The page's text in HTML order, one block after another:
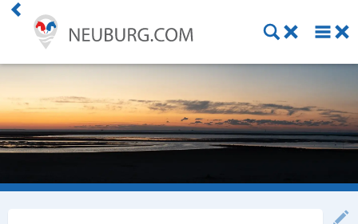
Handwerk
Gastronomie
Dienstleistung